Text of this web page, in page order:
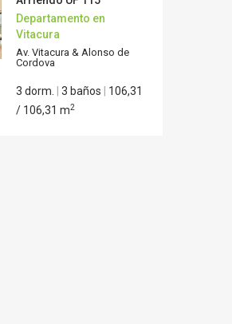
Departamento en
Vitacura
Av. Vitacura & Alonso de
Cordova
3 dorm. 3 baños
106,31
/ 106,31 m2